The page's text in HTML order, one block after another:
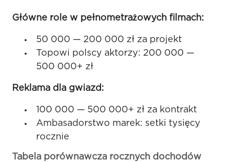
Główne role w pełnometrażowych filmach:
50 000 — 200 000 zł za projekt
Topowi polscy aktorzy: 200 000 —
500 000+ zł
Reklama dla gwiazd:
100 000 — 500 000+ zł za kontrakt
Ambasadorstwo marek: setki tysięcy
rocznie
Tabela porównawcza rocznych dochodów